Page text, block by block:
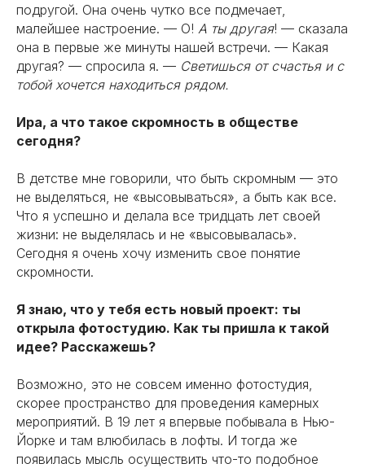
подругой. Она очень чутко все подмечает,
малейшее настроение. — О! А ты другая! — сказала
она в первые же минуты нашей встречи. — Какая
другая? — спросила я. — Светишься от счастья и с
тобой хочется находиться рядом.
Ира, а что такое скромность в обществе
сегодня?
В детстве мне говорили, что быть скромным — это
не выделяться, не «высовываться», а быть как все.
Что я успешно и делала все тридцать лет своей
жизни: не выделялась и не «высовывалась».
Сегодня я очень хочу изменить свое понятие
скромности.
Я знаю, что у тебя есть новый проект: ты
открыла фотостудию. Как ты пришла к такой
идее? Расскажешь?
Возможно, это не совсем именно фотостудия,
скорее пространство для проведения камерных
мероприятий. В 19 лет я впервые побывала в Нью-
Йорке и там влюбилась в лофты. И тогда же
появилась мысль осуществить что-то подобное